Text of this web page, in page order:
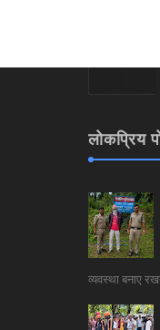
लोकप्रिय
व्यवस्था बनाए